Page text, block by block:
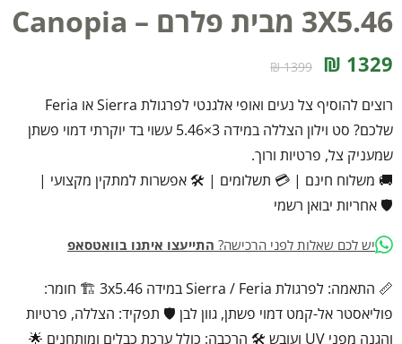
3X5.46 מבית פלרם – Canopia
1329 ₪
1399 ₪
רוצים להוסיף צל נעים ואופי אלגנטי לפרגולת Sierra או Feria
שלכם? סט וילון הצללה במידה 3×5.46 עשוי בד יוקרתי דמוי פשתן
שמעניק צל, פרטיות ורוך.
🚚 משלוח חינם | 💳 תשלומים | 🛠️ אפשרות למתקין מקצועי |
🛡️ אחריות יבואן רשמי
יש לכם שאלות לפני הרכישה? התייעצו איתנו בוואטסאפ
📏 התאמה: לפרגולת Sierra / Feria במידה 3x5.46 🏗️ חומר:
פוליאסטר אל-קמט דמוי פשתן, גוון לבן 🛡️ תפקיד: הצללה, פרטיות
והגנה מפני UV ועובש 🛠️ הרכבה: כולל ערכת כבלים ומותחנים 🌟